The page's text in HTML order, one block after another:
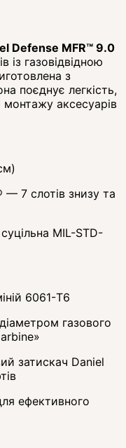
Defense MFR™ 9.0
із газовідвідною
з
поєднує легкість,
аксесуарів
— 7 слотів знизу та
MIL-STD-
6061-T6
газового
затискач Daniel
ефективного